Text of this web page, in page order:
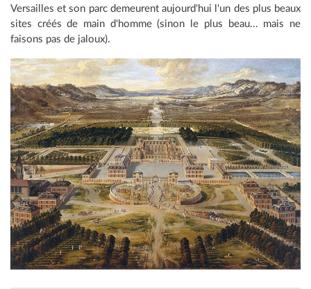
Versailles et son parc demeurent aujourd'hui l'un des plus beaux
sites créés de main d'homme (sinon le plus beau... mais ne
faisons pas de jaloux).